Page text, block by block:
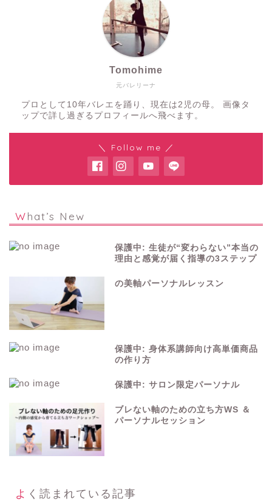
元バレリーナ
Tomohime
プロとして10年バレエを踊り、現在は2児の母。 画像タ
ップで詳し過ぎるプロフィールへ飛べます。
＼ Follow me ／
What’s New
保護中: 生徒が“変わらない”本当の
理由と感覚が届く指導の3ステップ
の美軸パーソナルレッスン
保護中: 身体系講師向け高単価商品
の作り方
保護中: サロン限定パーソナル
ブレない軸のための立ち方WS ＆
パーソナルセッション
よく読まれている記事